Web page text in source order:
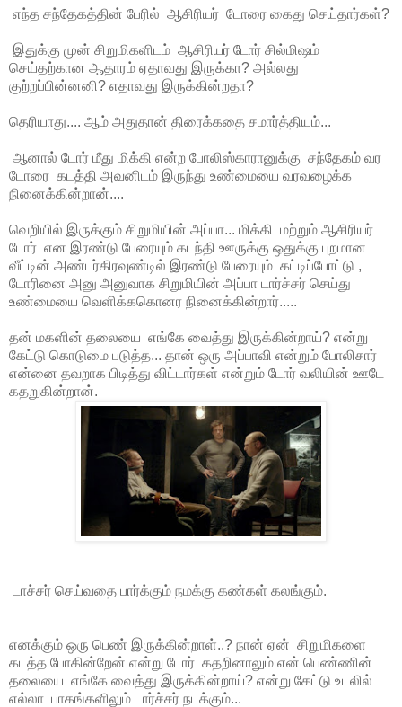
எந்த சந்தேகத்தின் பேரில் ஆசிரியர் டோரை கைது செய்தார்கள்?
இதுக்கு முன் சிறுமிகளிடம் ஆசிரியர் டோர் சில்மிஷம்
செய்தற்கான ஆதாரம் ஏதாவது இருக்கா? அல்லது
குற்றப்பின்னனி? எதாவது இருக்கின்றதா?
தெரியாது.... ஆம் அதுதான் திரைக்கதை சமார்த்தியம்...
ஆனால் டோர் மீது மிக்கி என்ற போலிஸ்காரானுக்கு சந்தேகம் வர
டோரை கடத்தி அவனிடம் இருந்து உண்மையை வரவழைக்க
நினைக்கின்றான்....
வெறியில் இருக்கும் சிறுமியின் அப்பா... மிக்கி மற்றும் ஆசிரியர்
டோர் என இரண்டு பேரையும் கடந்தி ஊருக்கு ஒதுக்கு புறமான
வீட்டின் அண்டர்கிரவுண்டில் இரண்டு பேரையும் கட்டிப்போட்டு ,
டோரினை அனு அனுவாக சிறுமியின் அப்பா டார்ச்சர் செய்து
உண்மையை வெளிக்ககொனர நினைக்கின்றார்.....
தன் மகளின் தலையை எங்கே வைத்து இருக்கின்றாய்? என்று
கேட்டு கொடுமை படுத்த... தான் ஒரு அப்பாவி என்றும் போலிசார்
என்னை தவறாக பிடித்து விட்டார்கள் என்றும் டோர் வலியின் ஊடே
கதறுகின்றான்.
டாச்சர் செய்வதை பார்க்கும் நமக்கு கண்கள் கலங்கும்.
எனக்கும் ஒரு பெண் இருக்கின்றாள்..? நான் ஏன் சிறுமிகளை
கடத்த போகின்றேன் என்று டோர் கதறினாலும் என் பெண்ணின்
தலையை எங்கே வைத்து இருக்கின்றாய்? என்று கேட்டு உடலில்
எல்லா பாகங்களிலும் டார்ச்சர் நடக்கும்...